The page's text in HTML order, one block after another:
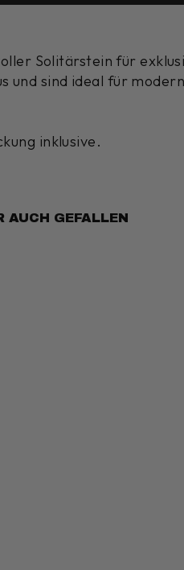
Solitärstein für
und sind ideal für
inklusive.
AUCH GEFALLEN